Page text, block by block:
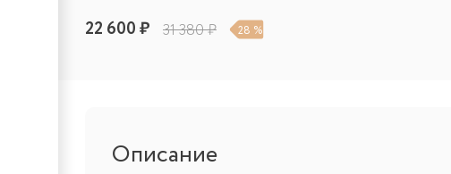
22 600 ₽ 31 380 ₽ 28 %
Описание